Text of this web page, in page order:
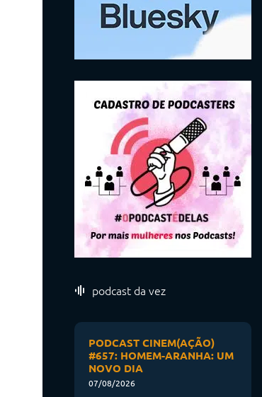
podcast da vez
PODCAST CINEM(AÇÃO)
#657: HOMEM-ARANHA: UM
NOVO DIA
07/08/2026